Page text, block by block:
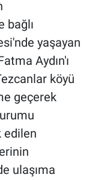
bağlı
yaşayan
Aydın'ı
köyü
geçerek
edilen
ulaşıma